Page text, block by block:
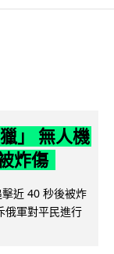
」 無人機
炸傷
近 40 秒後被炸
俄軍對平民進行